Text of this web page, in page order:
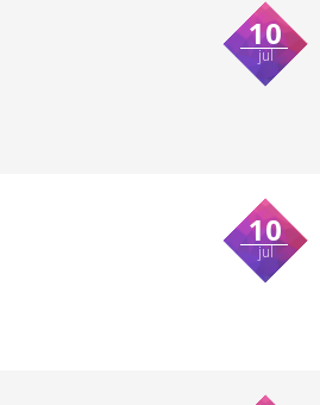
10
jul
10
jul